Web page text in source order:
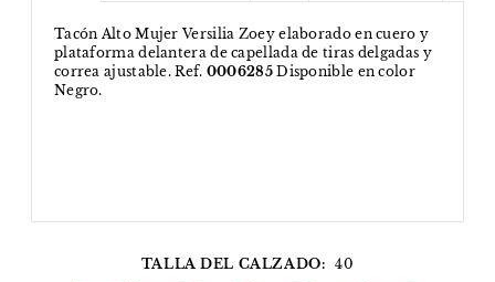
Tacón Alto Mujer Versilia Zoey elaborado en cuero y
plataforma delantera de capellada de tiras delgadas y
correa ajustable. Ref. 0006285Disponible en color
Negro.
TALLA DEL CALZADO: 40